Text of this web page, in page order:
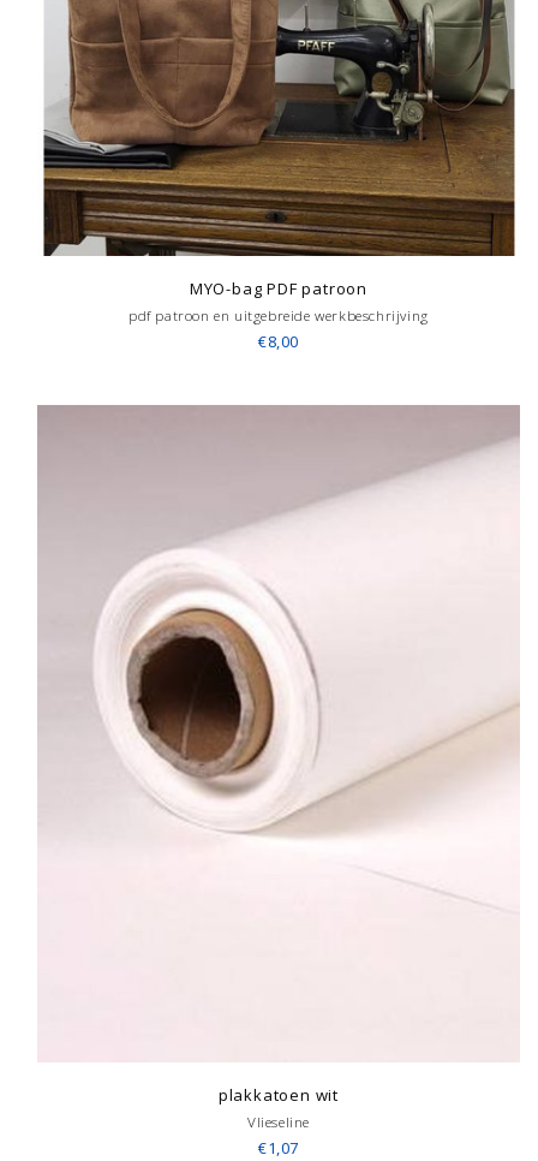
MYO-bag PDF patroon
pdf patroon en uitgebreide werkbeschrijving
€8,00
plakkatoen wit
Vlieseline
€1,07